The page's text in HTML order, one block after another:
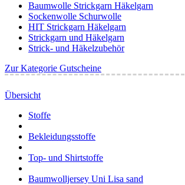
Baumwolle Strickgarn Häkelgarn
Sockenwolle Schurwolle
HIT Strickgarn Häkelgarn
Strickgarn und Häkelgarn
Strick- und Häkelzubehör
Zur Kategorie Gutscheine
Übersicht
Stoffe
Bekleidungsstoffe
Top- und Shirtstoffe
Baumwolljersey Uni Lisa sand